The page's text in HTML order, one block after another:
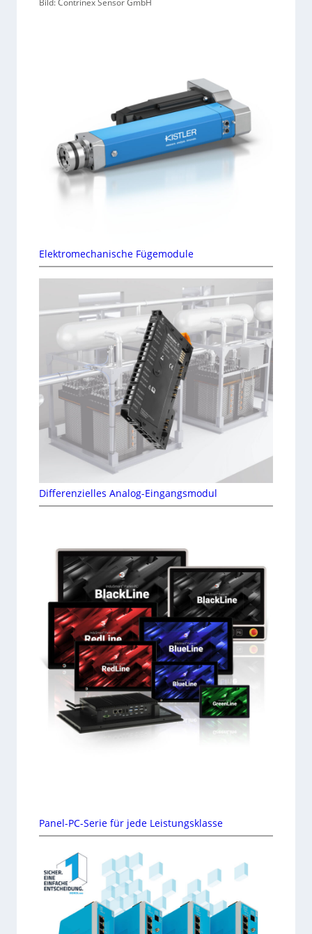
Elektromechanische Fügemodule
Differenzielles Analog-Eingangsmodul
Panel-PC-Serie für jede Leistungsklasse